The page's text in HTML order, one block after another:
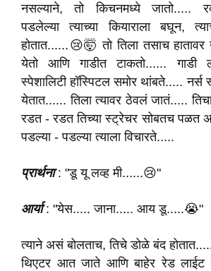
नसल्याने, तो किचनमध्ये जातो.....
पडलेल्या त्याच्या कियाराला बघून,
होतात......😢🤯 तो तिला तसाच
येतो आणि गाडीत टाकतो...... गाडी
स्पेशालिटी हॉस्पिटल समोर थांबते.....
येतात...... तिला त्यावर ठेवलं जातं.....
रडत - रडत तिच्या स्ट्रेचर सोबतच पळत
पडल्या - पडल्या त्याला विचारते.....
प्रार्थना: "डू यू लव्ह मी......😢"
आर्या: "येस..... जाना..... आय डू.....😭"
त्याने असं बोलताच, तिचे डोळे बंद
थिएटर आत जाते आणि बाहेर रेड लाईट